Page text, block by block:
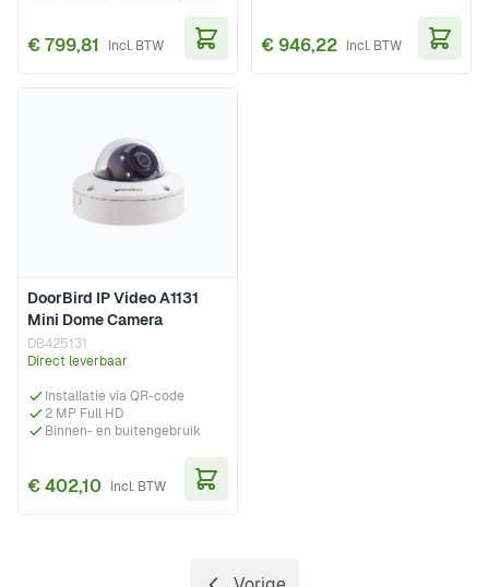
€ 799,81 € 946,22
DoorBird IP Video A1131
Mini Dome Camera
DB425131
Direct leverbaar
Installatie via QR-code
2 MP Full HD
Binnen- en buitengebruik
€ 402,10